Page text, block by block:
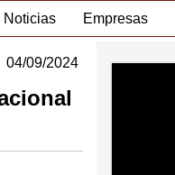
Noticias Empresas
04/09/2024